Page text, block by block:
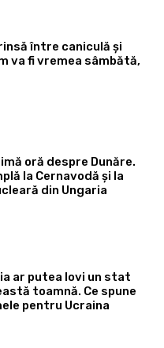
între caniculă și
va fi vremea sâmbătă,
oră despre Dunăre.
la Cernavodă și la
din Ungaria
ar putea lovi un stat
toamnă. Ce spune
pentru Ucraina